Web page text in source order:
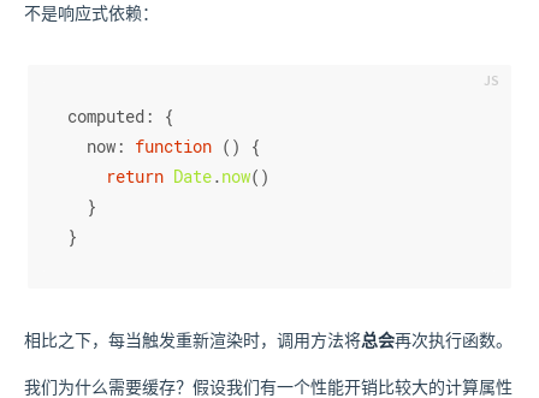
不是响应式依赖：
computed: {
now: function ( ) {
return Date.now()
  }
}
相比之下，每当触发重新渲染时，调用方法将总会再次执行函数。
我们为什么需要缓存？假设我们有一个性能开销比较大的计算属性